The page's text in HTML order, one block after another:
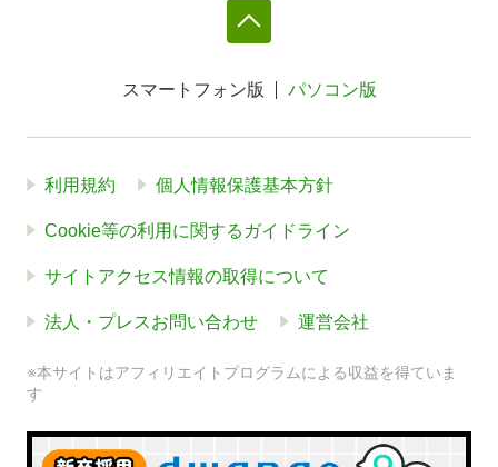
スマートフォン版 パソコン版
利用規約 個人情報保護基本方針
Cookie等の利用に関するガイドライン
サイトアクセス情報の取得について
法人・プレスお問い合わせ 運営会社
※本サイトはアフィリエイトプログラムによる収益を得ていま
す